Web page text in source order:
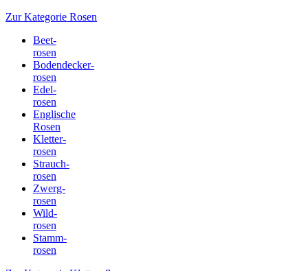
Zur Kategorie Rosen
Beet-
rosen
Bodendecker-
rosen
Edel-
rosen
Englische
Rosen
Kletter-
rosen
Strauch-
rosen
Zwerg-
rosen
Wild-
rosen
Stamm-
rosen